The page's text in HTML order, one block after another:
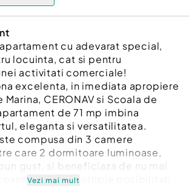
cu adevarat special,
locuinta, cat si pentru
activitati comerciale!
excelenta, in imediata apropiere
CERONAV si Scoala de
de 71 mp imbina
eleganta si versatilitatea.
compusa din 3 camere
care 2 dormitoare luminoase,
gust, si beneficiaza de nu mai
oferind multiple posibilitati
Vezi mai mult